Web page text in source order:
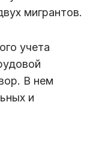
мигрантов.
учета
В нем
и